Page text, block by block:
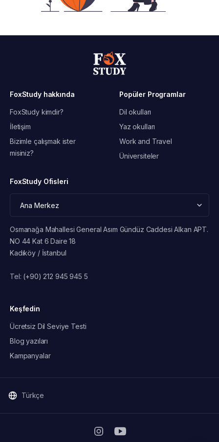
FoxStudy hakkında
FoxStudy kimdir?
İletişim
Bizimle çalışmak ister
misiniz?
Popüler Programlar
Dil okulları
Yaz okulları
Work and Travel
Üniversiteler
FoxStudy Ofisleri
Osmanağa Mahallesi General Asım Gündüz Caddesi Alkan APT.
NO 44 Kat 6 Daire 18
Kadıköy / İstanbul
Tel: (+90) 212 945 945 5
Keşfedin
Ücretsiz Dil Seviye Testi
Blog yazıları
Kampanyalar
Türkçe